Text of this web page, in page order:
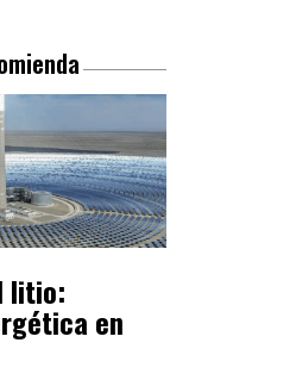
litio:
en